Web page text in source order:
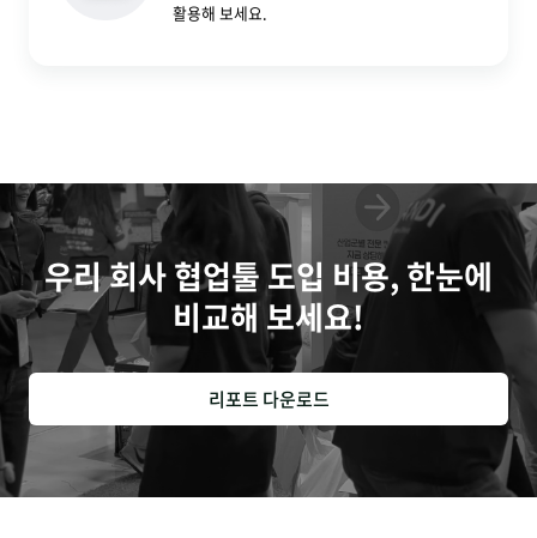
활용해 보세요.
우리 회사 협업툴 도입 비용, 한눈에
비교해 보세요!
리포트 다운로드